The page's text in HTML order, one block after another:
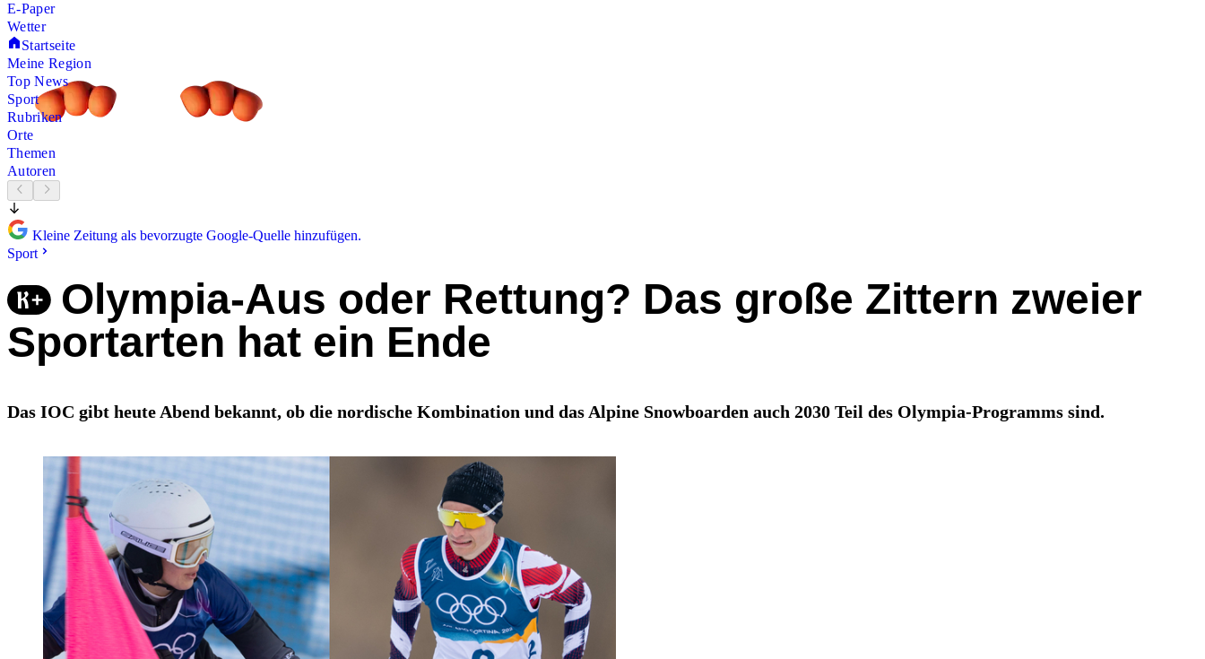
E-Paper
Wetter
Startseite
Meine Region
Top News
Sport
Rubriken
Orte
Themen
Autoren
Kleine Zeitung als bevorzugte Google-Quelle hinzufügen.
Sport
Olympia-Aus oder Rettung? Das große Zittern zweier
Sportarten hat ein Ende
Das IOC gibt heute Abend bekannt, ob die nordische Kombination und das Alpine Snowboarden auch 2030 Teil des Olympia-Programms sind.